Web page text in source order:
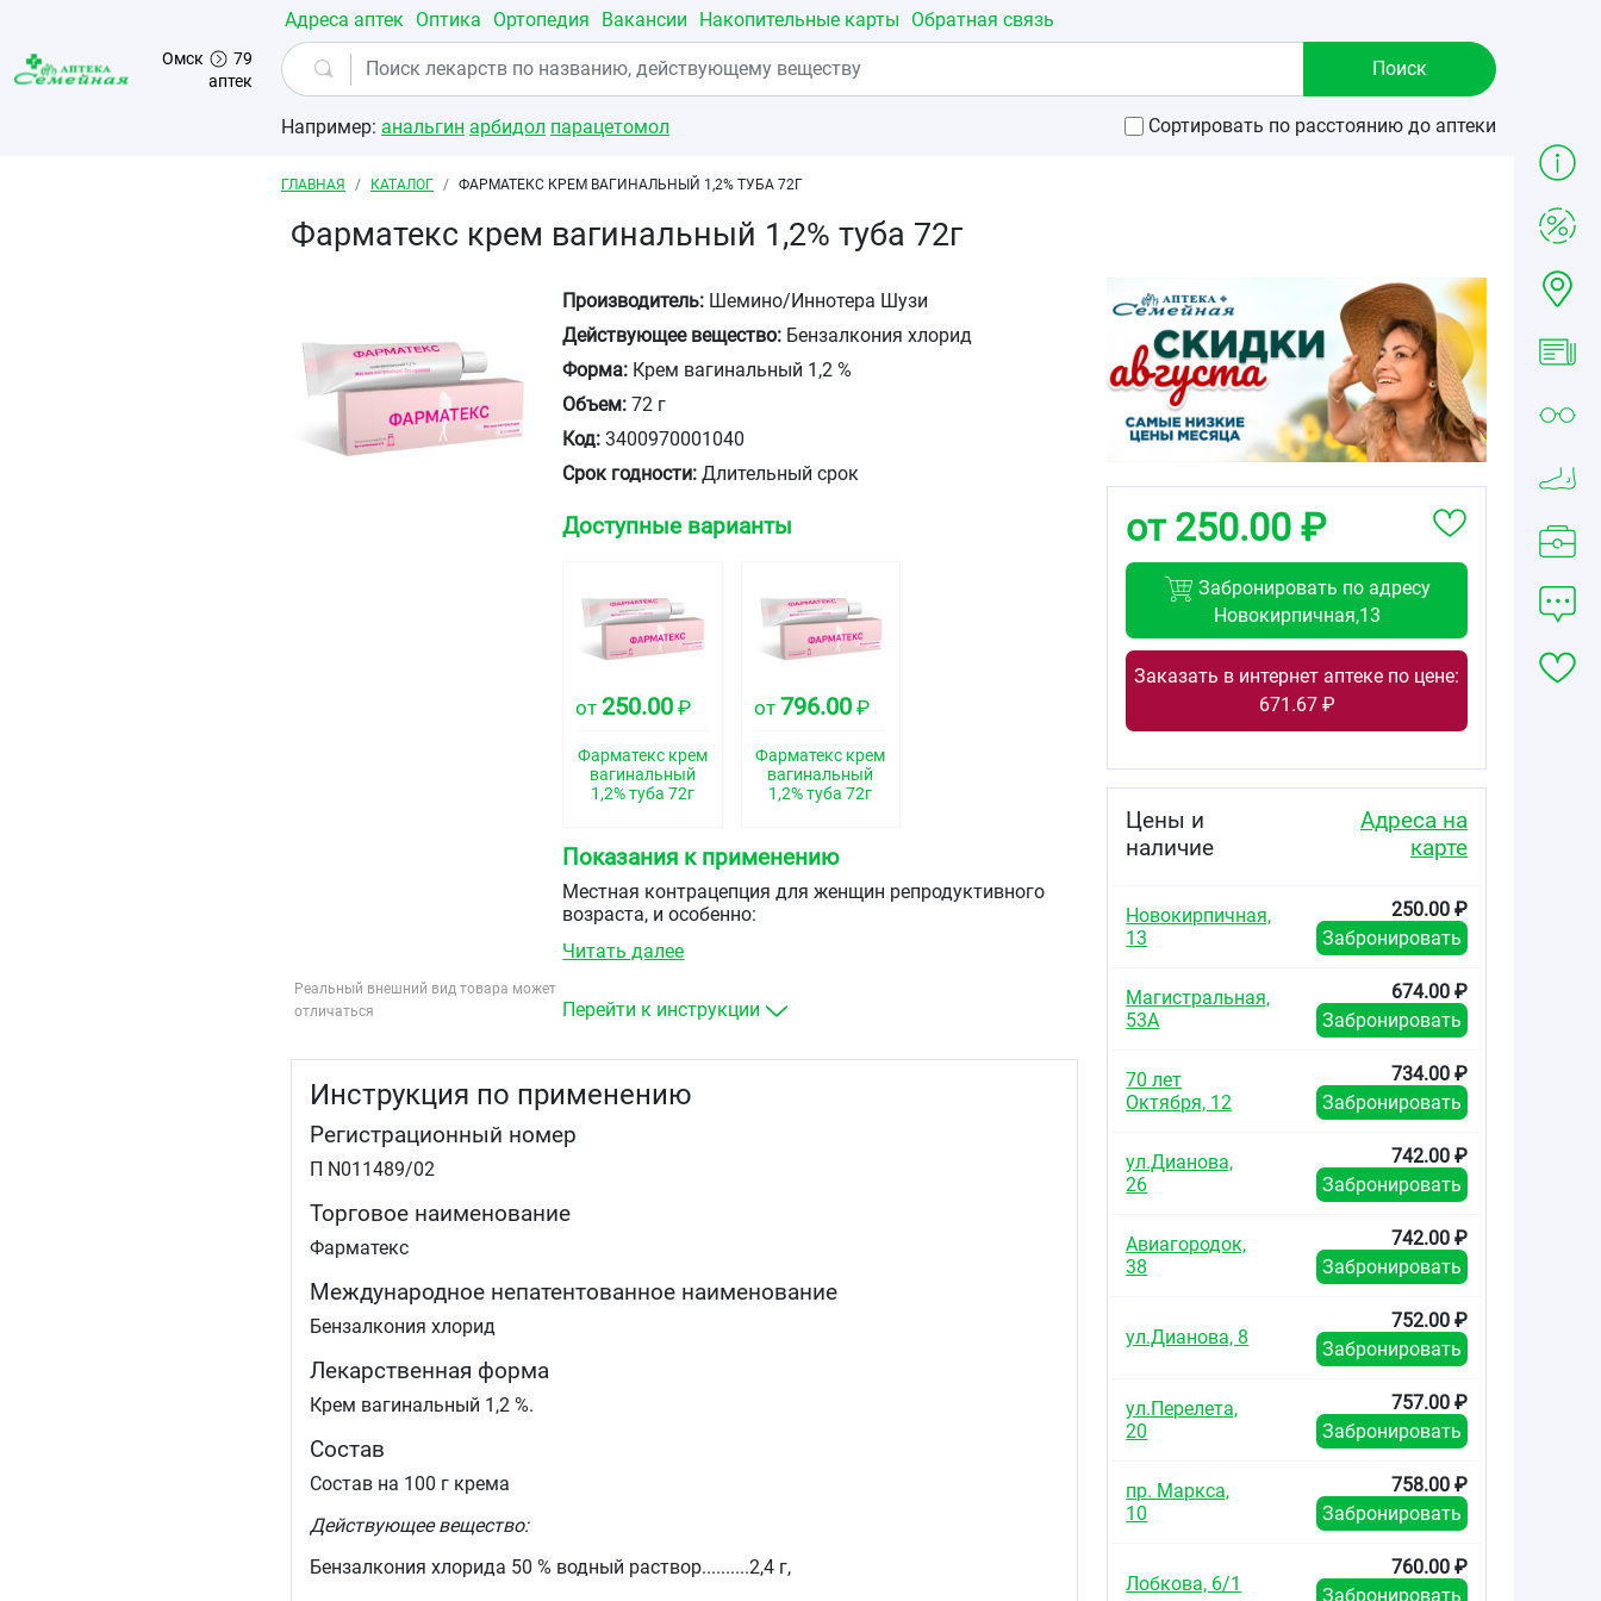
Перейти к основному содержанию
Омск
79
аптек
Адреса аптек Оптика Ортопедия Вакансии Накопительные карты Обратная связь
Например: анальгин арбидол парацетомол Сортировать по расстоянию до аптеки
Строка навигации
ГЛАВНАЯ КАТАЛОГ ФАРМАТЕКС КРЕМ ВАГИНАЛЬНЫЙ 1,2% ТУБА 72Г
Фарматекс крем вагинальный 1,2% туба 72г
Реальный внешний вид товара может
отличаться
Производитель: Шемино/Иннотера Шузи
Действующее вещество: Бензалкония хлорид
Форма: Крем вагинальный 1,2 %
Объем: 72 г
Код: 3400970001040
Срок годности: Длительный срок
Доступные варианты
от 250.00 ₽
Фарматекс крем
вагинальный
1,2% туба 72г
от 796.00₽
Фарматекс крем
вагинальный
1,2% туба 72г
Показания к применению
Местная контрацепция для женщин репродуктивного
возраста, и особенно:
при наличии противопоказаний к применению
контрацепции
в послеродовом периоде, лактации
нерегулярных половых контактах
внутриматочной спирали.
Читать далее
Перейти к инструкции
Инструкция по применению
Регистрационный номер
П N011489/02
Торговое наименование
Фарматекс
Международное непатентованное наименование
Бензалкония хлорид
Лекарственная форма
Крем вагинальный 1,2 %.
Состав
Состав на 100 г крема
Действующее вещество:
Бензалкония хлорида 50 % водный раствор..........2,4 г,
от 250.00 ₽
Забронировать по адресу
Новокирпичная,13
Заказать в интернет аптеке по цене:
671.67 ₽
Цены и
наличие
Адреса на
карте
Новокирпичная,
13
250.00 ₽
Забронировать
Магистральная,
53А
674.00 ₽
Забронировать
70 лет
Октября, 12
734.00 ₽
Забронировать
ул.Дианова,
26
742.00 ₽
Забронировать
Авиагородок,
38
742.00 ₽
Забронировать
ул.Дианова, 8
752.00 ₽
Забронировать
ул.Перелета,
20
757.00 ₽
Забронировать
пр. Маркса,
10
758.00 ₽
Забронировать
Лобкова, 6/1
760.00 ₽
Забронировать